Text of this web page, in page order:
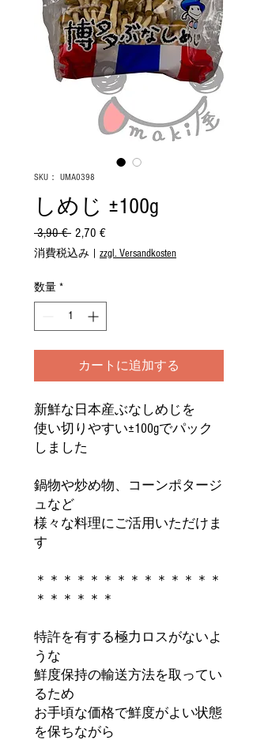
SKU： UMA0398
しめじ ±100g
3,90 € 通
常
2,70 €セ
ー
格
消費税込み zzgl. Versandkosten
数量 *
カートに追加する
新鮮な日本産ぶなしめじを
使い切りやすい±100gでパック
しました
鍋物や炒め物、コーンポタージ
ュなど
様々な料理にご活用いただけま
す
＊＊＊＊＊＊＊＊＊＊＊＊＊＊
＊＊＊＊＊＊
特許を有する極力ロスがないよ
うな
鮮度保持の輸送方法を取ってい
るため
お手頃な価格で鮮度がよい状態
を保ちながら